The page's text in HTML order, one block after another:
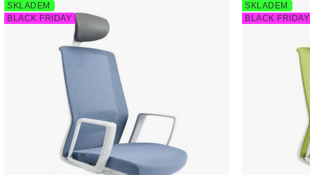
SKLADEM
BLACK FRIDAY
SKLADEM
BLACK FRIDAY